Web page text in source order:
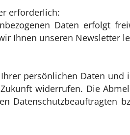
erforderlich:
Daten erfolgt
Ihnen unseren Newsletter
persönlichen Daten
widerrufen. Die
Datenschutzbeauftragten